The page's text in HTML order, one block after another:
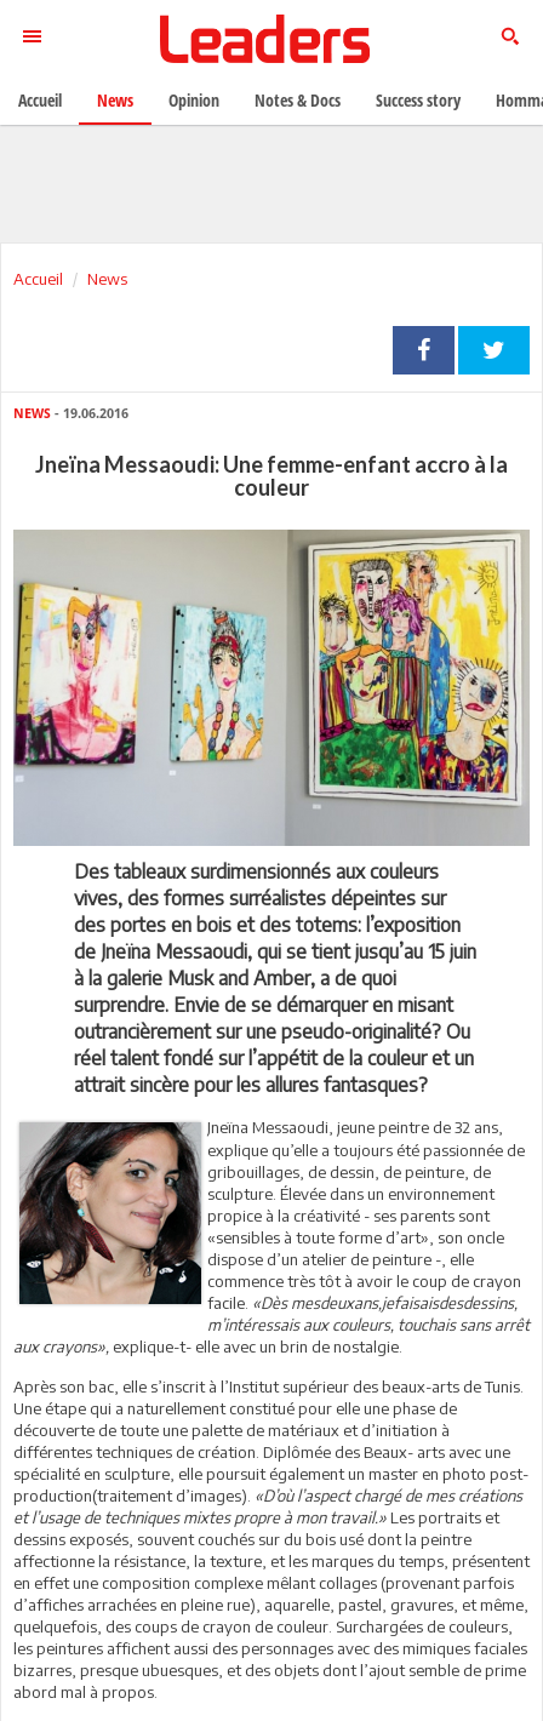
Accueil News
NEWS - 19.06.2016
Jneïna Messaoudi: Une femme-enfant accro à la
couleur
Des tableaux surdimensionnés aux couleurs
vives, des formes surréalistes dépeintes sur
des portes en bois et des totems: l’exposition
de Jneïna Messaoudi, qui se tient jusqu’au 15 juin
à la galerie Musk and Amber, a de quoi
surprendre. Envie de se démarquer en misant
outrancièrement sur une pseudo-originalité? Ou
réel talent fondé sur l’appétit de la couleur et un
attrait sincère pour les allures fantasques?
Jneïna Messaoudi, jeune peintre de 32 ans,
explique qu’elle a toujours été passionnée de
gribouillages, de dessin, de peinture, de
sculpture. Élevée dans un environnement
propice à la créativité - ses parents sont
«sensibles à toute forme d’art», son oncle
dispose d’un atelier de peinture -, elle
commence très tôt à avoir le coup de crayon
facile. «Dès mesdeuxans,jefaisaisdesdessins,
m’intéressais aux couleurs, touchais sans arrêt
aux crayons», explique-t- elle avec un brin de nostalgie.
Après son bac, elle s’inscrit à l’Institut supérieur des beaux-arts de Tunis.
Une étape qui a naturellement constitué pour elle une phase de
découverte de toute une palette de matériaux et d’initiation à
différentes techniques de création. Diplômée des Beaux- arts avec une
spécialité en sculpture, elle poursuit également un master en photo post-
production(traitement d’images). «D’où l’aspect chargé de mes créations
et l’usage de techniques mixtes propre à mon travail.»Les portraits et
dessins exposés, souvent couchés sur du bois usé dont la peintre
affectionne la résistance, la texture, et les marques du temps, présentent
en effet une composition complexe mêlant collages (provenant parfois
d’affiches arrachées en pleine rue), aquarelle, pastel, gravures, et même,
quelquefois, des coups de crayon de couleur. Surchargées de couleurs,
les peintures affichent aussi des personnages avec des mimiques faciales
bizarres, presque ubuesques, et des objets dont l’ajout semble de prime
abord mal à propos.
Accueil News Opinion Notes & Docs Success story